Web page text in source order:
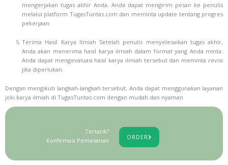
mengerjakan tugas akhir Anda. Anda dapat mengirim pesan ke penulis
melalui platform TugasTuntas.com dan meminta update tentang progres
pekerjaan.
Terima Hasil Karya Ilmiah Setelah penulis menyelesaikan tugas akhir,
Anda akan menerima hasil karya ilmiah dalam format yang Anda minta.
Anda dapat mengevaluasi hasil karya ilmiah tersebut dan meminta revisi
jika diperlukan.
Dengan mengikuti langkah-langkah tersebut, Anda dapat menggunakan layanan
joki karya ilmiah di TugasTuntas.com dengan mudah dan nyaman
Tertarik?
Konfirmasi Pemesanan
ORDER